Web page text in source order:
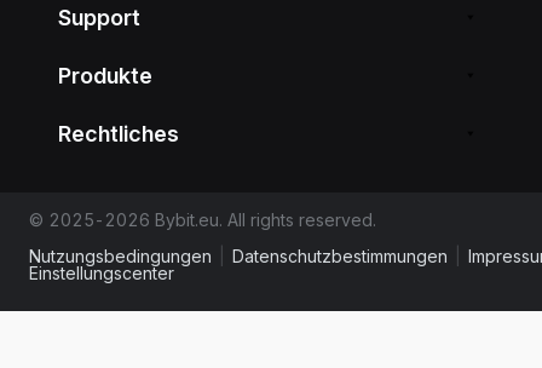
Support
Produkte
Rechtliches
© 2025-2026 Bybit.eu. All rights reserved.
Nutzungsbedingungen
Datenschutzbestimmungen
Einstellungscenter